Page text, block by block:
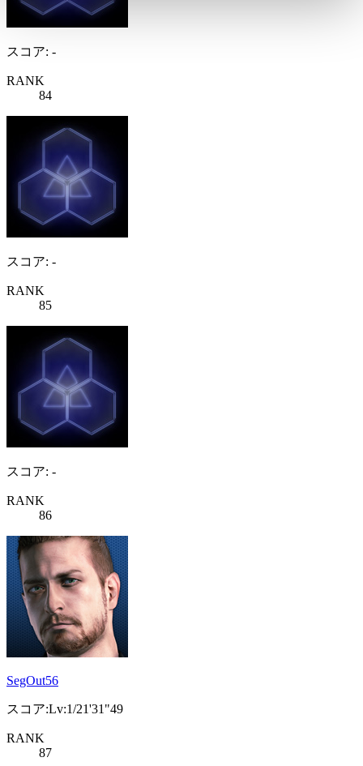
スコア: -
RANK
84
スコア: -
RANK
85
スコア: -
RANK
86
SegOut56
スコア:Lv:1/21'31"49
RANK
87